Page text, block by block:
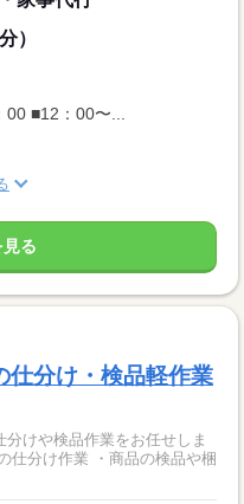
）
■12：00〜...
る
仕分け・検品軽作業
けや検品作業をお任せしま